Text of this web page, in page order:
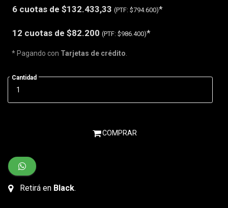
6 cuotas de $132.433,33 (PTF: $794.600)*
12 cuotas de $82.200 (PTF: $986.400)*
* Pagando con Tarjetas de crédito.
Cantidad
COMPRAR
Retirá en Black.